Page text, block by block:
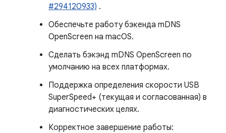
#294120933) .
Обеспечьте работу бэкенда mDNS
OpenScreen на macOS.
Сделать бэкэнд mDNS OpenScreen по
умолчанию на всех платформах.
Поддержка определения скорости USB
SuperSpeed+ (текущая и согласованная) в
диагностических целях.
Корректное завершение работы: